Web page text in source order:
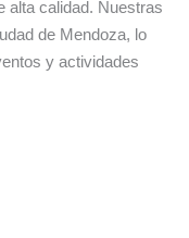
alta calidad. Nuestras
de Mendoza, lo
y actividades